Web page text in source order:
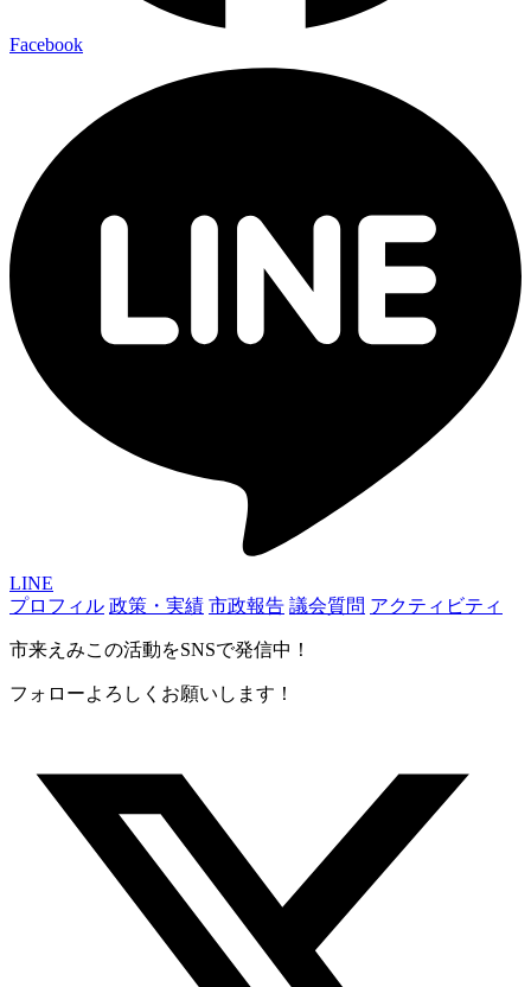
Facebook
LINE
プロフィル 政策・実績 市政報告 議会質問 アクティビティ
市来えみこの活動をSNSで発信中！
フォローよろしくお願いします！